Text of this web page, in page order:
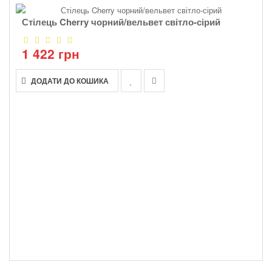
Стілець Cherry чорний/вельвет світло-сірий
1 422 грн
ДОДАТИ ДО КОШИКА